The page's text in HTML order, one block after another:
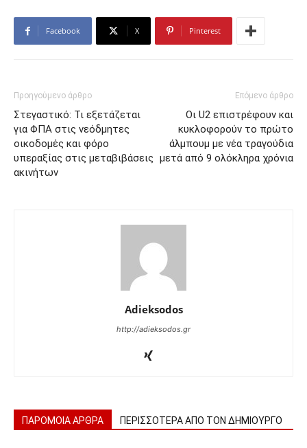
Facebook X Pinterest
Προηγούμενο άρθρο
Στεγαστικό: Τι εξετάζεται
για ΦΠΑ στις νεόδμητες
οικοδομές και φόρο
υπεραξίας στις μεταβιβάσεις
ακινήτων
Επόμενο άρθρο
Οι U2 επιστρέφουν και
κυκλοφορούν το πρώτο
άλμπουμ με νέα τραγούδια
μετά από 9 ολόκληρα χρόνια
Adieksodos
http://adieksodos.gr
ΠΑΡΟΜΟΙΑ ΑΡΘΡΑ ΠΕΡΙΣΣΟΤΕΡΑ ΑΠΟ ΤΟΝ ΔΗΜΙΟΥΡΓΟ